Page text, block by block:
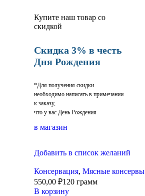
Купите наш товар со
скидкой
Скидка 3% в честь
Дня Рождения
*Для получения скидки
необходимо написать в примечании
к заказу,
что у вас День Рождения
в магазин
Добавить в список желаний
Консервация, Мясные консервы
550,00 ₽120 грамм
В корзину